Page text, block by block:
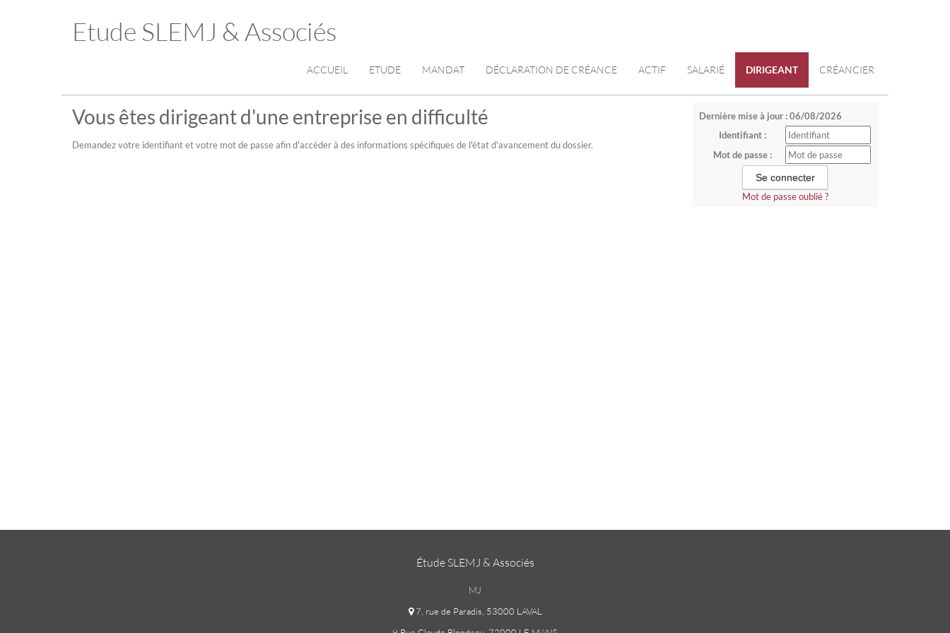
Etude SLEMJ & Associés
ACCUEIL ETUDE MANDAT DÉCLARATION DE CRÉANCE ACTIF SALARIÉ DIRIGEANT CRÉANCIER
Dernière mise à jour : 06/08/2026
Identifiant :
Mot de passe :
Mot de passe oublié ?
Vous êtes dirigeant d'une entreprise en difficulté
Demandez votre identifiant et votre mot de passe afin d'accéder à des informations spécifiques de l'état d'avancement du dossier.
Étude SLEMJ & Associés
MJ
7, rue de Paradis, 53000 LAVAL